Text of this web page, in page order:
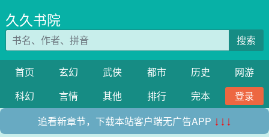
久久书院
搜索
首页 玄幻 武侠 都市 历史
网游
科幻
言情 其他 排行 完本
登录
追看新章节，下载本站客户端无广告APP ↓↓↓